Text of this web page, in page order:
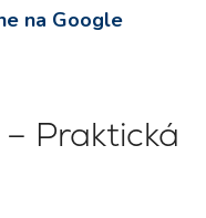
na Google
Praktická